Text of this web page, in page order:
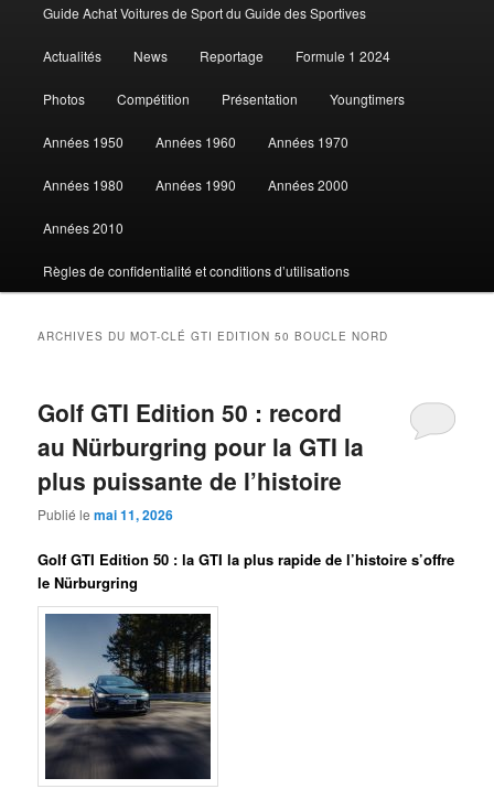
au
contenu
au
contenu
Guide Achat Voitures de Sport du Guide des Sportives
Actualités News Reportage Formule 1 2024
Photos Compétition Présentation Youngtimers
Années 1950 Années 1960 Années 1970
Années 1980 Années 1990 Années 2000
Années 2010
Règles de confidentialité et conditions d’utilisations
ARCHIVES DU MOT-CLÉGTI EDITION 50 BOUCLE NORD
Golf GTI Edition 50 : record
au Nürburgring pour la GTI la
plus puissante de l’histoire
Publié lemai 11, 2026
Golf GTI Edition 50 : la GTI la plus rapide de l’histoire s’offre
le Nürburgring